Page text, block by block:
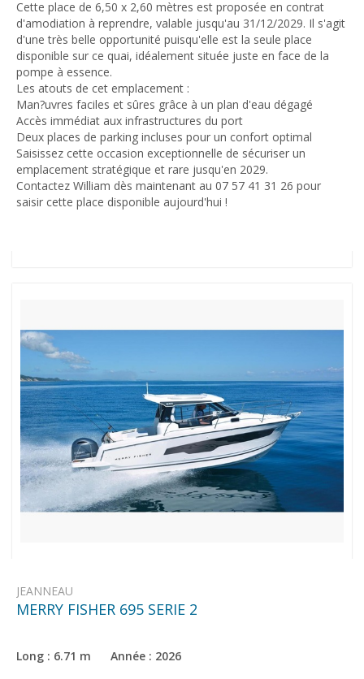
Cette place de 6,50 x 2,60 mètres est proposée en contrat
d'amodiation à reprendre, valable jusqu'au 31/12/2029. Il s'agit
d'une très belle opportunité puisqu'elle est la seule place
disponible sur ce quai, idéalement située juste en face de la
pompe à essence.
Les atouts de cet emplacement :
Man?uvres faciles et sûres grâce à un plan d'eau dégagé
Accès immédiat aux infrastructures du port
Deux places de parking incluses pour un confort optimal
Saisissez cette occasion exceptionnelle de sécuriser un
emplacement stratégique et rare jusqu'en 2029.
Contactez William dès maintenant au 07 57 41 31 26 pour
saisir cette place disponible aujourd'hui !
JEANNEAU
MERRY FISHER 695 SERIE 2
Long : 6.71 m Année : 2026